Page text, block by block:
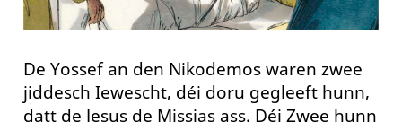
De Yossef an den Nikodemos waren zwee
jiddesch Iewescht, déi doru gegleeft hunn,
datt de Jesus de Missias ass. Déi Zwee hunn